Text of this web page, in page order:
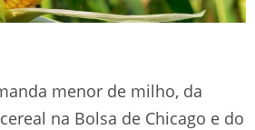
menor de milho, da
na Bolsa de Chicago e do